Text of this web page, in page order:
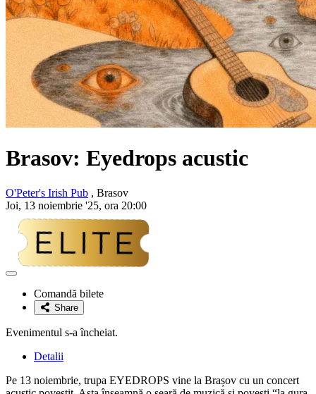
Brasov: Eyedrops acustic
O'Peter's Irish Pub , Brasov
Joi, 13 noiembrie '25, ora 20:00
Adaugă
favoriteComandă bilete
Share
Evenimentul s-a încheiat.
Detalii
Pe 13 noiembrie, trupa EYEDROPS vine la Brașov cu un concert